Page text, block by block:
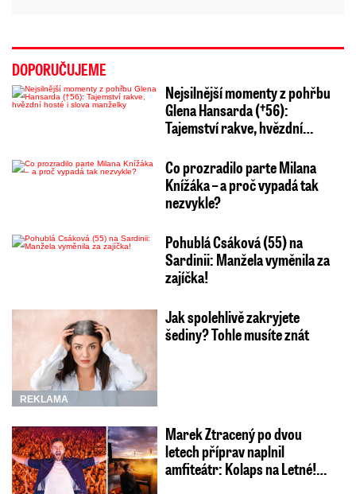
DOPORUČUJEME
Nejsilnější momenty z pohřbu
Glena Hansarda (†56):
Tajemství rakve, hvězdní…
Co prozradilo parte Milana
Knížáka – a proč vypadá tak
nezvykle?
Pohublá Csáková (55) na
Sardinii: Manžela vyměnila za
zajíčka!
REKLAMA
Jak spolehlivě zakryjete
šediny? Tohle musíte znát
Marek Ztracený po dvou
letech příprav naplnil
amfiteátr: Kolaps na Letné!…